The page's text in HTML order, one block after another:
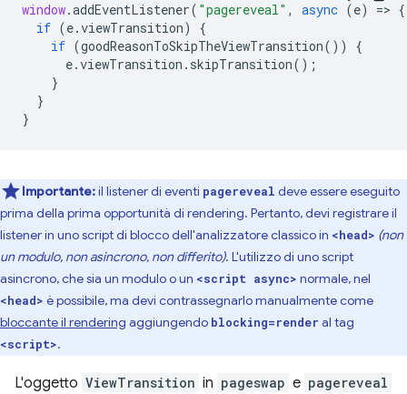
window.addEventListener( "pagereveal" , async (e) => {
if (e.viewTransition)
{
if (goodReasonToSkipTheViewTransition())
{
e.viewTransition . skipTransition();
}
}
}
Importante:il listener di eventi pagereveal deve essere eseguito
prima della prima opportunità di rendering. Pertanto, devi registrare il
listener in uno script di blocco dell'analizzatore classico in <head> (non
un modulo, non asincrono, non differito). L'utilizzo di uno script
asincrono, che sia un modulo o un <script async> normale, nel
<head> è possibile, ma devi contrassegnarlo manualmente come
bloccante il rendering aggiungendo blocking=render al tag
<script>.
L'oggetto ViewTransition in pageswap e pagereveal